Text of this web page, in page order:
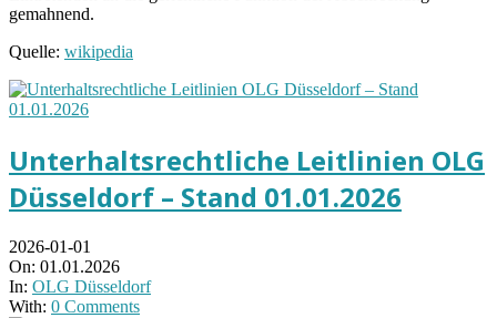
gemahnend.
Quelle: wikipedia
Unterhaltsrechtliche Leitlinien OLG
Düsseldorf – Stand 01.01.2026
2026-01-01
On: 01.01.2026
In: OLG Düsseldorf
With: 0 Comments